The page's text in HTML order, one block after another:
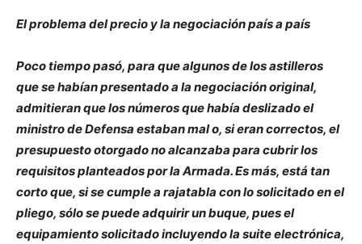
El problema del precio y la negociación país a país
Poco tiempo pasó, para que algunos de los astilleros
que se habían presentado a la negociación original,
admitieran que los números que había deslizado el
ministro de Defensa estaban mal o, si eran correctos, el
presupuesto otorgado no alcanzaba para cubrir los
requisitos planteados por la Armada. Es más, está tan
corto que, si se cumple a rajatabla con lo solicitado en el
pliego, sólo se puede adquirir un buque, pues el
equipamiento solicitado incluyendo la suite electrónica,